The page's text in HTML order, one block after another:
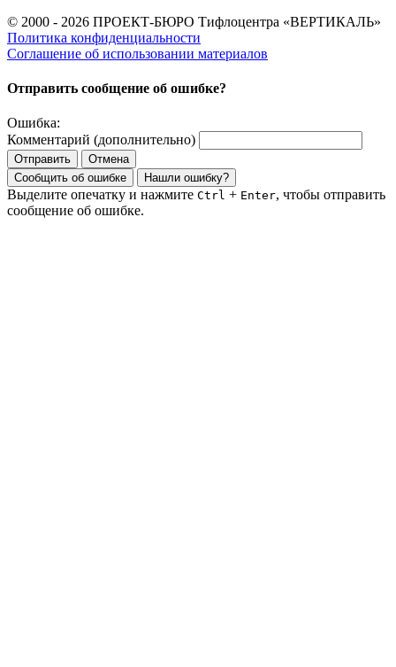
© 2000 - 2026 ПРОЕКТ-БЮРО Тифлоцентра «ВЕРТИКАЛЬ»
Политика конфиденциальности
Соглашение об использовании материалов
Отправить сообщение об ошибке?
Ошибка:
Комментарий (дополнительно)
Отправить
Отмена
Сообщить об ошибке
Нашли ошибку?
Выделите опечатку и нажмите Ctrl + Enter, чтобы отправить
сообщение об ошибке.